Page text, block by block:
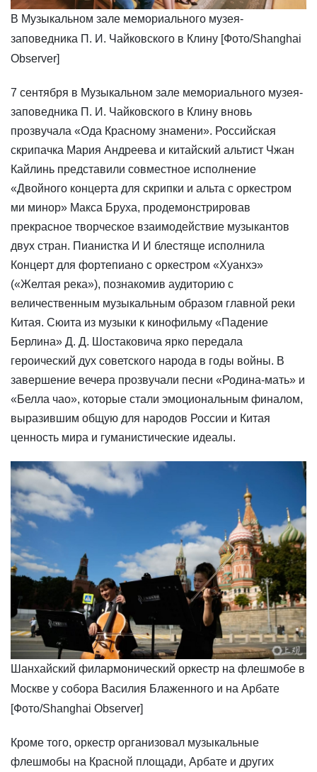
В Музыкальном зале мемориального музея-
заповедника П. И. Чайковского в Клину [Фото/Shanghai
Observer]
​7 сентября в Музыкальном зале мемориального музея-
заповедника П. И. Чайковского в Клину вновь
прозвучала «Ода Красному знамени». Российская
скрипачка Мария Андреева и китайский альтист Чжан
Кайлинь представили совместное исполнение
«Двойного концерта для скрипки и альта с оркестром
ми минор» Макса Бруха, продемонстрировав
прекрасное творческое взаимодействие музыкантов
двух стран. Пианистка И И блестяще исполнила
Концерт для фортепиано с оркестром «Хуанхэ»
(«Желтая река»), познакомив аудиторию с
величественным музыкальным образом главной реки
Китая. Сюита из музыки к кинофильму «Падение
Берлина» Д. Д. Шостаковича ярко передала
героический дух советского народа в годы войны. В
завершение вечера прозвучали песни «Родина-мать» и
«Белла чао», которые стали эмоциональным финалом,
выразившим общую для народов России и Китая
ценность мира и гуманистические идеалы.
Шанхайский филармонический оркестр на флешмобе в
Москве у собора Василия Блаженного и на Арбате
[Фото/Shanghai Observer]
​Кроме того, оркестр организовал музыкальные
флешмобы на Красной площади, Арбате и других